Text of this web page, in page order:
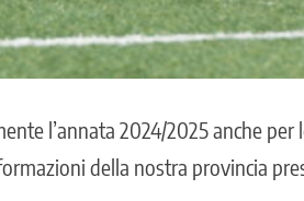
l’annata 2024/2025 anche per
della nostra provincia